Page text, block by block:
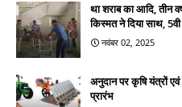
था शराब का आदि, तीन
किस्मत ने दिया साथ,
नवंबर 02, 2025
अनुदान पर कृषि यंत्रों
प्रारंभ